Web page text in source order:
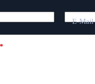
E-Mail
*